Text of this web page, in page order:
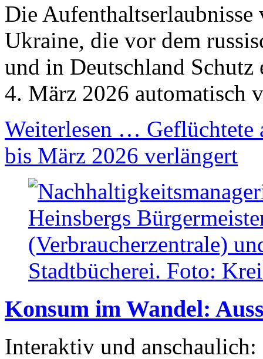
Die Aufenthaltserlaubnisse
Ukraine, die vor dem
und in Deutschland Schutz
4. März 2026 automatisch
Weiterlesen … Geflüchtete
bis März 2026 verlängert
Konsum im Wandel:
Interaktiv und